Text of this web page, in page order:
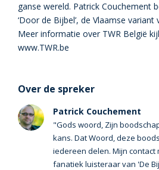
ganse wereld. Patrick Couchement
‘Door de Bijbel’, de Vlaamse variant
Meer informatie over TWR België
www.TWR.be
Over de spreker
Patrick Couchement
"Gods woord, Zijn
kans. Dat Woord, deze
iedereen delen. Mijn contact
fanatiek luisteraar van 'De